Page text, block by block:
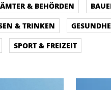
ÄMTER & BEHÖRDEN
& TRINKEN
SPORT & FREIZEIT